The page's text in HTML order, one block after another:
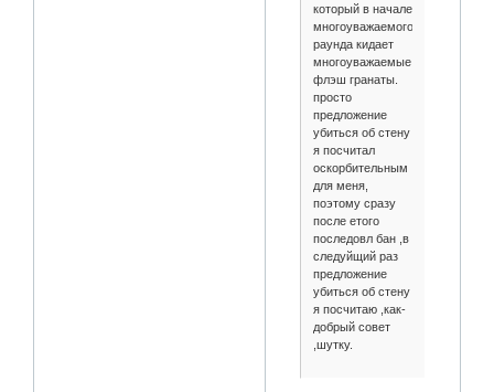
который в начале
многоуважаемого
раунда кидает
многоуважаемые
флэш гранаты.
просто
предложение
убиться об стену
я посчитал
оскорбительным
для меня,
поэтому сразу
после етого
последовл бан ,в
следуйщий раз
предложение
убиться об стену
я посчитаю ,как-
добрый совет
,шутку.